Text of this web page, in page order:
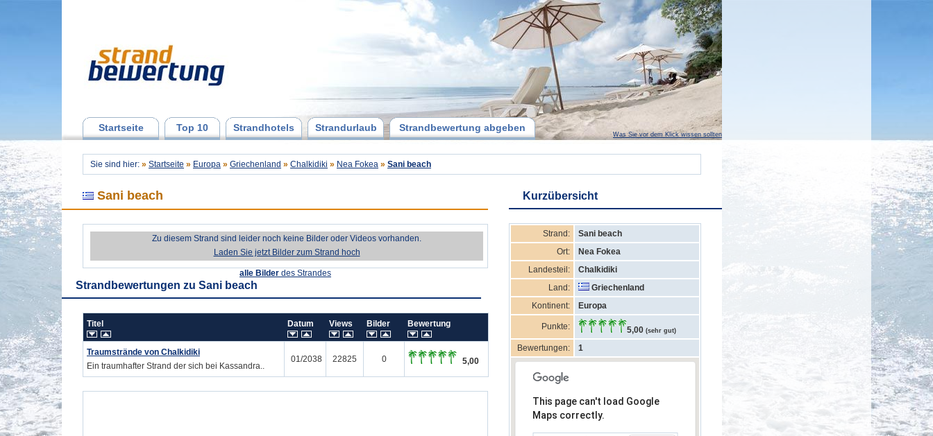
Startseite Top 10 Strandhotels Strandurlaub Strandbewertung abgeben
Was Sie vor dem Klick wissen sollten
Sie sind hier: » Startseite » Europa » Griechenland » Chalkidiki » Nea Fokea » Sani beach
Sani beach
Zu diesem Strand sind leider noch keine Bilder oder Videos vorhanden.
Laden Sie jetzt Bilder zum Strand hoch
alle Bilder des Strandes
Strandbewertungen zu Sani beach
Titel Datum Views Bilder Bewertung
Traumstrände von Chalkidiki
Ein traumhafter Strand der sich bei Kassandra..
01/2038 22825 0 5,00
Kurzübersicht
Strand:
Sani beach
Ort:
Nea Fokea
Landesteil:
Chalkidiki
Land:
Griechenland
Kontinent:
Europa
Punkte: 5,00 (sehr gut)
Bewertungen: 1
This page can't load Google
Maps correctly.